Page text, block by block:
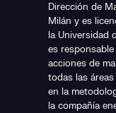
Dirección de
Milán y es
la Universidad
es
acciones de
todas las
en la
la compañía